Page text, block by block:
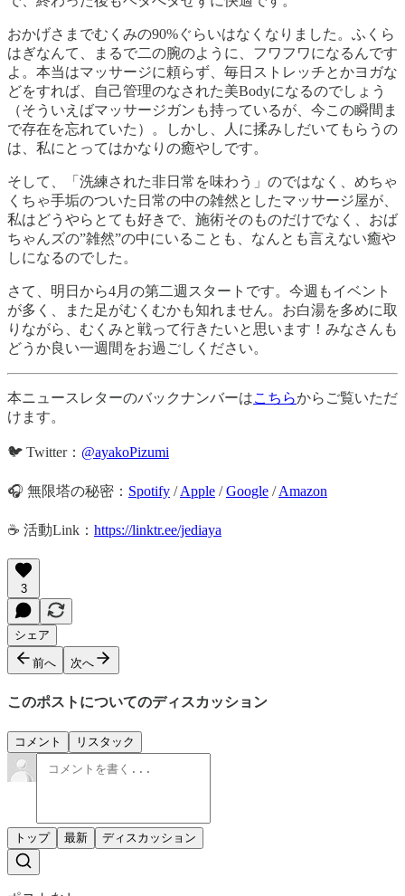
おかげさまでむくみの90%ぐらいはなくなりました。ふくら
はぎなんて、まるで二の腕のように、フワフワになるんです
よ。本当はマッサージに頼らず、毎日ストレッチとかヨガな
どをすれば、自己管理のなされた美Bodyになるのでしょう
（そういえばマッサージガンも持っているが、今この瞬間ま
で存在を忘れていた）。しかし、人に揉みしだいてもらうの
は、私にとってはかなりの癒やしです。
そして、「洗練された非日常を味わう」のではなく、めちゃ
くちゃ手垢のついた日常の中の雑然としたマッサージ屋が、
私はどうやらとても好きで、施術そのものだけでなく、おば
ちゃんズの”雑然”の中にいることも、なんとも言えない癒や
しになるのでした。
さて、明日から4月の第二週スタートです。今週もイベント
が多く、また足がむくむかも知れません。お白湯を多めに取
りながら、むくみと戦って行きたいと思います！みなさんも
どうか良い一週間をお過ごしください。
本ニュースレターのバックナンバーはこちらからご覧いただ
けます。
🐦 Twitter： @ayakoPizumi
🎧 無限塔の秘密： Spotify /Apple /Google /Amazon
☕️ 活動Link： https://linktr.ee/jediaya
3
シェア
前へ 次へ
このポストについてのディスカッション
コメント リスタック
トップ 最新 ディスカッション